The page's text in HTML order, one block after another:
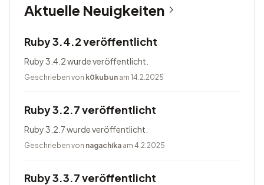
Aktuelle Neuigkeiten
Ruby 3.4.2 veröffentlicht
Ruby 3.4.2 wurde veröffentlicht.
Geschrieben von k0kubun am 14.2.2025
Ruby 3.2.7 veröffentlicht
Ruby 3.2.7 wurde veröffentlicht.
Geschrieben von nagachika am 4.2.2025
Ruby 3.3.7 veröffentlicht